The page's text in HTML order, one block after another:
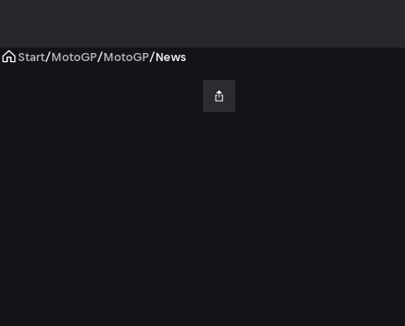
Start/MotoGP/MotoGP/News